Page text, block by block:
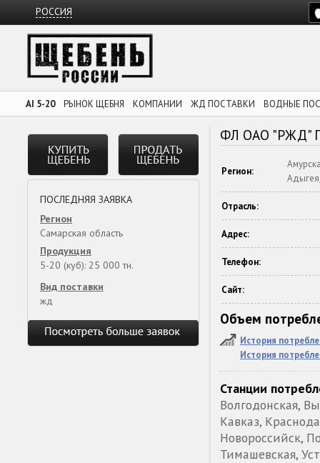
РОССИЯ
AI 5-20 РЫНОК ЩЕБНЯ КОМПАНИИ ЖД ПОСТАВКИ ВОДНЫЕ
ПОСЛЕДНЯЯ ЗАЯВКА
Регион
Самарская область
Продукция
5-20 (куб): 25 000 тн.
Вид поставки
жд
ФЛ ОАО "РЖД"
Регион:
Отрасль:
Адрес:
Телефон:
Сайт:
Объем
История
История
Станции
Волгодонская,
Кавказ,
Новороссийск,
Тимашевская,